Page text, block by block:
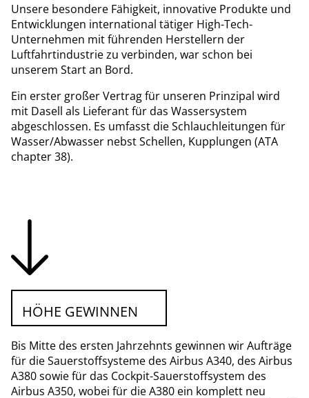
Unsere besondere Fähigkeit, innovative Produkte und
Entwicklungen international tätiger High-Tech-
Unternehmen mit führenden Herstellern der
Luftfahrtindustrie zu verbinden, war schon bei
unserem Start an Bord.
Ein erster großer Vertrag für unseren Prinzipal wird
mit Dasell als Lieferant für das Wassersystem
abgeschlossen. Es umfasst die Schlauchleitungen für
Wasser/Abwasser nebst Schellen, Kupplungen (ATA
chapter 38).
HÖHE GEWINNEN
Bis Mitte des ersten Jahrzehnts gewinnen wir Aufträge
für die Sauerstoffsysteme des Airbus A340, des Airbus
A380 sowie für das Cockpit-Sauerstoffsystem des
Airbus A350, wobei für die A380 ein komplett neu